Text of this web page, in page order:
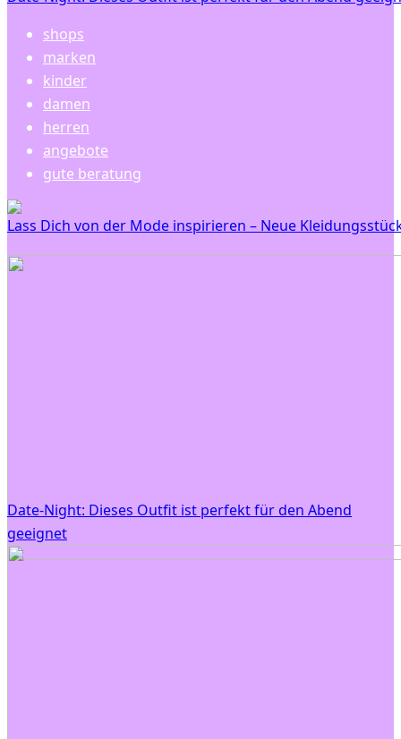
shops
marken
kinder
damen
herren
angebote
gute beratung
Lass Dich von der Mode inspirieren – Neue
Date-Night: Dieses Outfit ist perfekt für den Abend
geeignet